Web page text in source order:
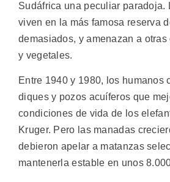
Sudáfrica una peculiar paradoja.
viven en la más famosa reserva
demasiados, y amenazan a
y vegetales.
Entre 1940 y 1980, los humanos
diques y pozos acuíferos que
condiciones de vida de los
Kruger. Pero las manadas
debieron apelar a matanzas
mantenerla estable en unos